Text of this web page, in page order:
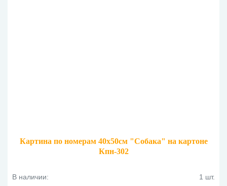
Картина по номерам 40х50см "Собака" на картоне
Кпн-302
В наличии: 1 шт.